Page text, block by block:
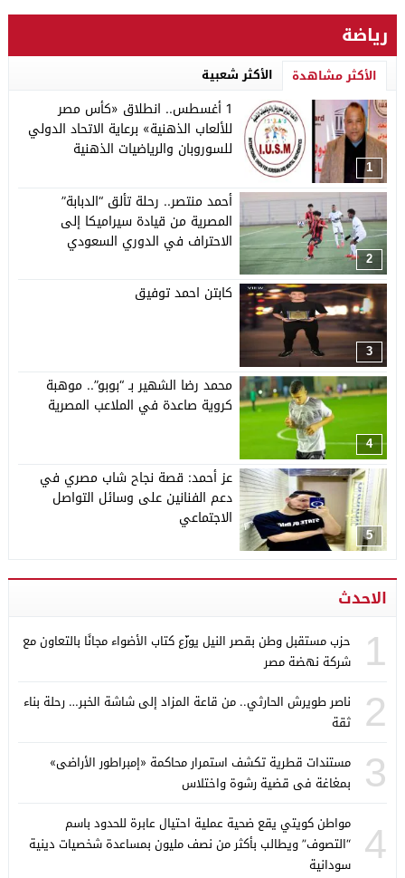
رياضة
الأكثر مشاهدة الأكثر شعبية
1
1 أغسطس.. انطلاق «كأس مصر
للألعاب الذهنية» برعاية الاتحاد الدولي
للسوروبان والرياضيات الذهنية
2
أحمد منتصر.. رحلة تألق “الدبابة”
المصرية من قيادة سيراميكا إلى
الاحتراف في الدوري السعودي
3
كابتن احمد توفيق
4
محمد رضا الشهير بـ “بوبو”.. موهبة
كروية صاعدة في الملاعب المصرية
5
عز أحمد: قصة نجاح شاب مصري في
دعم الفنانين على وسائل التواصل
الاجتماعي
الاحدث
1
حزب مستقبل وطن بقصر النيل يوزّع كتاب الأضواء مجانًا بالتعاون مع
شركة نهضة مصر
2
ناصر طويرش الحارثي.. من قاعة المزاد إلى شاشة الخبر… رحلة بناء
ثقة
3
مستندات قطرية تكشف استمرار محاكمة «إمبراطور الأراضى»
بمغاغة فى قضية رشوة واختلاس
4
مواطن كويتي يقع ضحية عملية احتيال عابرة للحدود باسم
“التصوف” ويطالب بأكثر من نصف مليون بمساعدة شخصيات دينية
سودانية